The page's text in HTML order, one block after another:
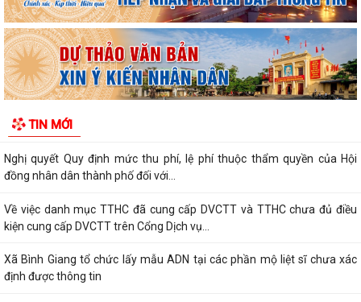
TIN MỚI
Về việc công khai danh mục thủ tục hành chính được sửa đổi, bổ sung,
thay thế, bị bãi bỏ thuộc...
Về việc công khai thủ tục hành chính ban hành mới, được sửa đổi, bổ
sung thuộc phạm vi chức năng...
chương Thanh niên xung phong vẻ...
Nghị quyết Quy định mức thu phí, lệ phí thuộc thẩm quyền của Hội
đồng nhân dân thành phố đối với...
Về việc danh mục TTHC đã cung cấp DVCTT và TTHC chưa đủ điều
kiện cung cấp DVCTT trên Cổng Dịch vụ...
Xã Bình Giang tổ chức lấy mẫu ADN tại các phần mộ liệt sĩ chưa xác
định được thông tin